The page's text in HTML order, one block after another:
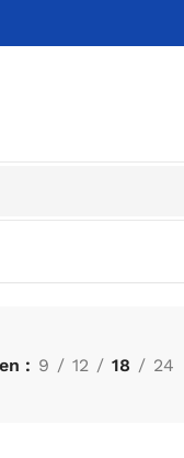
9 12 18 24